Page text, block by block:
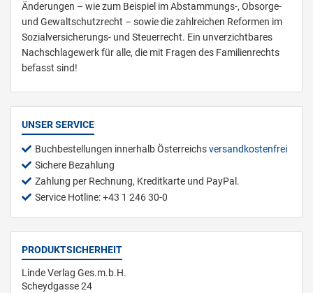
Änderungen – wie zum Beispiel im Abstammungs-, Obsorge-
und Gewaltschutzrecht – sowie die zahlreichen Reformen im
Sozialversicherungs- und Steuerrecht. Ein unverzichtbares
Nachschlagewerk für alle, die mit Fragen des Familienrechts
befasst sind!
UNSER SERVICE
Buchbestellungen innerhalb Österreichsversandkostenfrei
Sichere Bezahlung
Zahlung per Rechnung, Kreditkarte und PayPal.
Service Hotline: +43 1 246 30-0
PRODUKTSICHERHEIT
Linde Verlag Ges.m.b.H.
Scheydgasse 24